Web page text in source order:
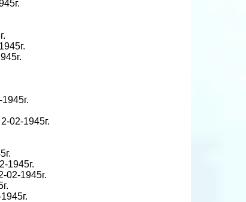
02-1945г.
1945г.
02-1945г.